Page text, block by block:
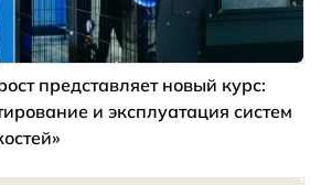
представляет новый курс:
и эксплуатация систем